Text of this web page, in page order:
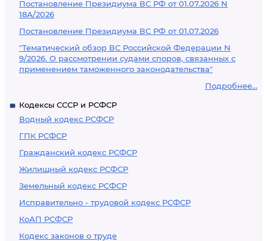
Постановление Президиума ВС РФ от 01.07.2026 N
18А/2026
Постановление Президиума ВС РФ от 01.07.2026
"Тематический обзор ВС Российской Федерации N
9/2026. О рассмотрении судами споров, связанных с
применением таможенного законодательства"
Подробнее...
Кодексы СССР и РСФСР
Водный кодекс РСФСР
ГПК РСФСР
Гражданский кодекс РСФСР
Жилищный кодекс РСФСР
Земельный кодекс РСФСР
Исправительно - трудовой кодекс РСФСР
КоАП РСФСР
Кодекс законов о труде